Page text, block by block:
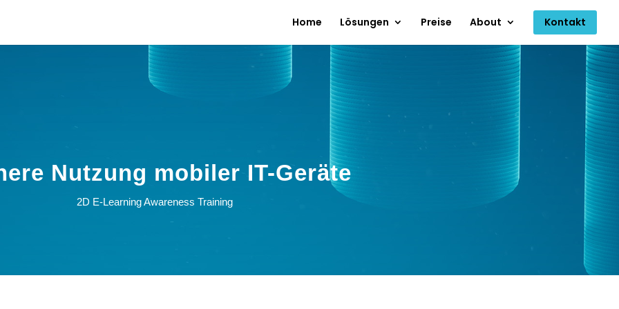
Home Lösungen Preise About Kontakt
Nutzung mobiler IT-Geräte
2D E-Learning Awareness Training